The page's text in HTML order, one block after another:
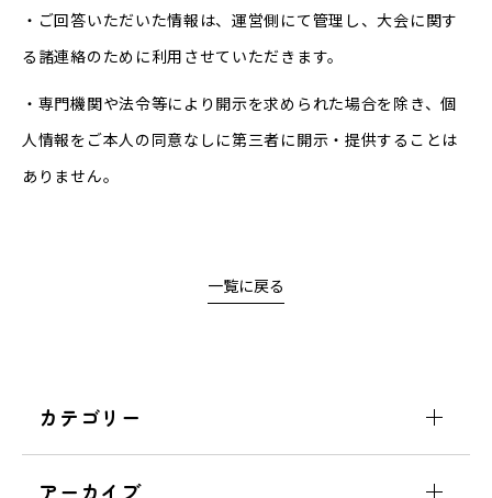
・ご回答いただいた情報は、運営側にて管理し、大会に関す
る諸連絡のために利用させていただきます。
・専門機関や法令等により開示を求められた場合を除き、個
人情報をご本人の同意なしに第三者に開示・提供することは
ありません。
一覧に戻る
カテゴリー
アーカイブ